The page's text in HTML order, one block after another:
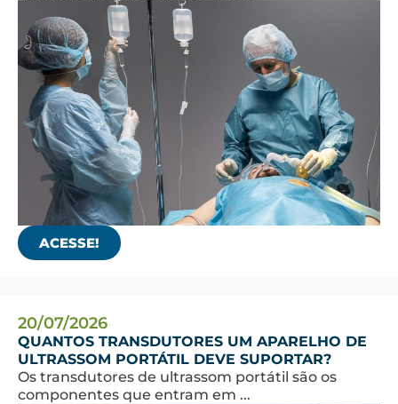
ACESSE!
20/07/2026
QUANTOS TRANSDUTORES UM APARELHO DE
ULTRASSOM PORTÁTIL DEVE SUPORTAR?
Os transdutores de ultrassom portátil são os
componentes que entram em ...